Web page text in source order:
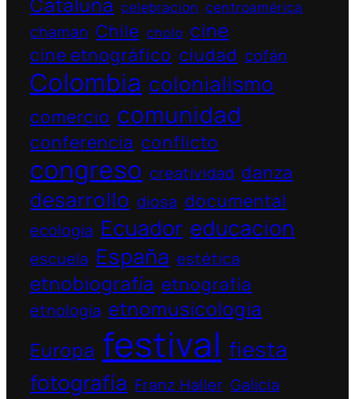
celebracion centroamérica
chaman Chile cholo cine
cine etnográfico ciudad cofán
Colombia colonialismo
comercio comunidad
conferencia conflicto
congreso creatividad danza
desarrollo diosa documental
ecologia Ecuador educacion
escuela España estética
etnobiografía etnografía
etnología etnomusicologia
Europa festival fiesta
fotografía Franz Haller Galicia